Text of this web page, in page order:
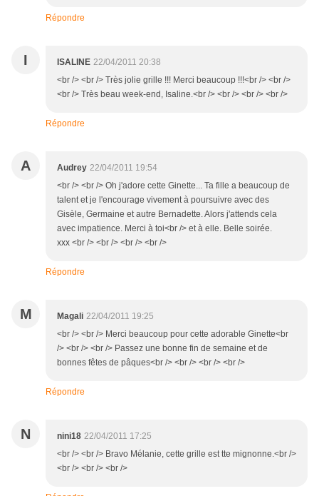
Répondre
I ISALINE 22/04/2011 20:38
<br /> <br /> Très jolie grille !!! Merci beaucoup !!!<br /> <br />
<br /> Très beau week-end, Isaline.<br /> <br /> <br /> <br />
Répondre
A Audrey 22/04/2011 19:54
<br /> <br /> Oh j'adore cette Ginette... Ta fille a beaucoup de
talent et je l'encourage vivement à poursuivre avec des
Gisèle, Germaine et autre Bernadette. Alors j'attends cela
avec impatience. Merci à toi<br /> et à elle. Belle soirée.
xxx <br /> <br /> <br /> <br />
Répondre
M Magali 22/04/2011 19:25
<br /> <br /> Merci beaucoup pour cette adorable Ginette<br
/> <br /> <br /> Passez une bonne fin de semaine et de
bonnes fêtes de pâques<br /> <br /> <br /> <br />
Répondre
N nini18 22/04/2011 17:25
<br /> <br /> Bravo Mélanie, cette grille est tte mignonne.<br />
<br /> <br /> <br />